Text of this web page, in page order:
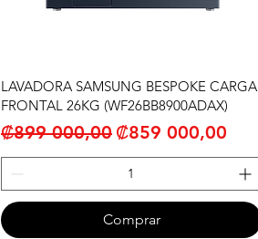
LAVADORA SAMSUNG BESPOKE CARGA
FRONTAL 26KG (WF26BB8900ADAX)
Precio
₡899 000,00 Precio de oferta
₡859 000,00
Comprar